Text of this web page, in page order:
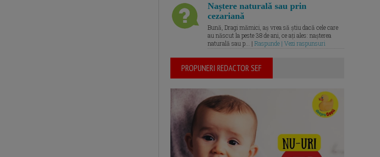
Naștere naturală sau prin
cezariană
Bună, Dragi mămici, aș vrea să știu dacă cele care
au născut la peste 38 de ani, ce ați ales: nașterea
naturală sau p... | Raspunde | Vezi raspunsuri
PROPUNERI REDACTOR SEF